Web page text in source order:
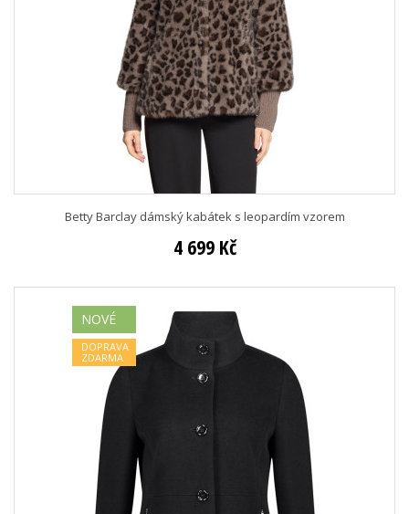
Betty Barclay dámský kabátek s leopardím vzorem
4 699 Kč
NOVÉ
DOPRAVA
ZDARMA